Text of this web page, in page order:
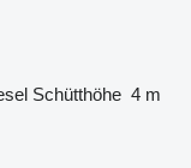
Schütthöhe 4 m